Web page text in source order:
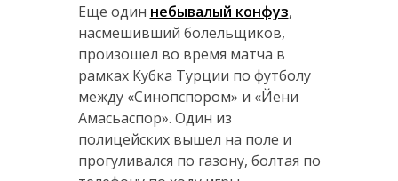
Еще один небывалый конфуз,
насмешивший болельщиков,
произошел во время матча в
рамках Кубка Турции по футболу
между «Синопспором» и «Йени
Амасьаспор». Один из
полицейских вышел на поле и
прогуливался по газону, болтая по